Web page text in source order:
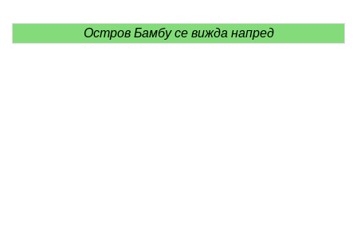
Остров Бамбу се вижда напред